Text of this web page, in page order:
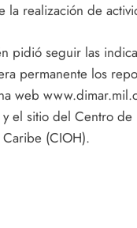
la realización de
pidió seguir las
permanente los
web
el sitio del Centro
(CIOH).